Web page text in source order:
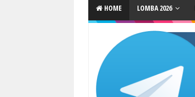
HOME LOMBA 2026